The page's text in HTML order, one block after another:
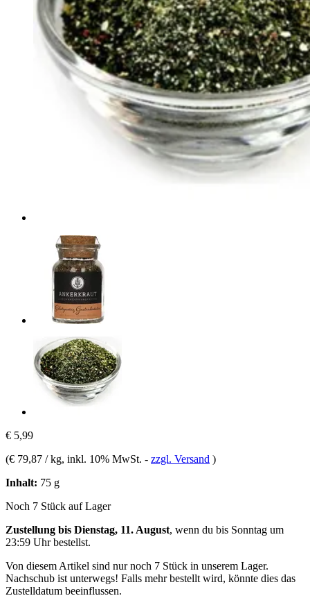
€ 5,99
(€ 79,87 / kg, inkl. 10% MwSt. - zzgl. Versand )
Inhalt: 75 g
Noch 7 Stück auf Lager
Zustellung bis Dienstag, 11. August, wenn du bis Sonntag um
23:59 Uhrbestellst.
Von diesem Artikel sind nur noch 7 Stück in unserem Lager.
Nachschub ist unterwegs! Falls mehr bestellt wird, könnte dies das
Zustelldatum beeinflussen.